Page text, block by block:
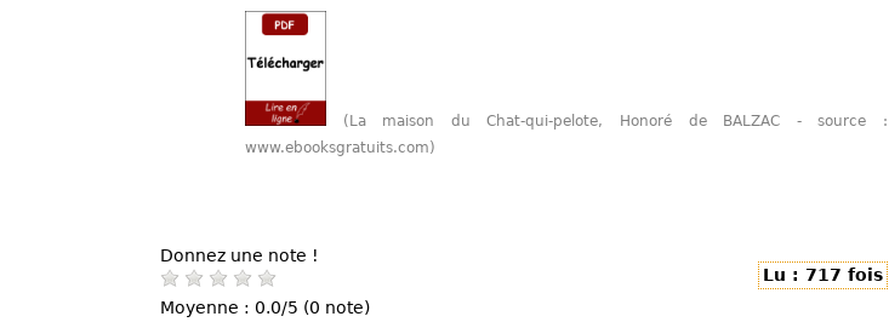
(La maison du Chat-qui-pelote, Honoré de BALZAC - source :
www.ebooksgratuits.com)
Donnez une note !
Moyenne : 0.0/5 (0 note)
Lu : 717 fois